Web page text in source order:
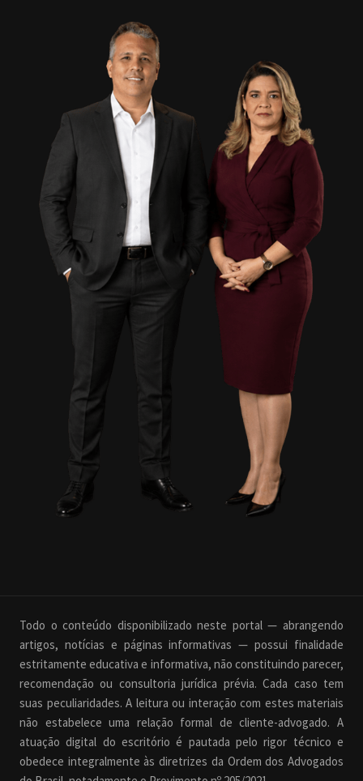
Todo o conteúdo disponibilizado neste portal — abrangendo
artigos, notícias e páginas informativas — possui finalidade
estritamente educativa e informativa, não constituindo parecer,
recomendação ou consultoria jurídica prévia. Cada caso tem
suas peculiaridades. A leitura ou interação com estes materiais
não estabelece uma relação formal de cliente-advogado. A
atuação digital do escritório é pautada pelo rigor técnico e
obedece integralmente às diretrizes da Ordem dos Advogados